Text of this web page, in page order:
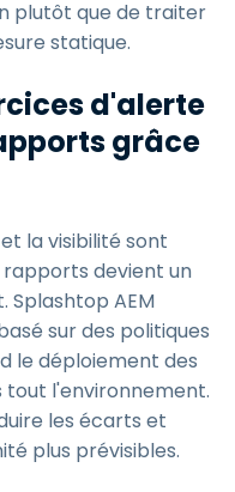
plutôt que de traiter
statique.
d'alerte
grâce
la visibilité sont
devient un
AEM
sur des politiques
le déploiement des
l'environnement.
les écarts et
plus prévisibles.